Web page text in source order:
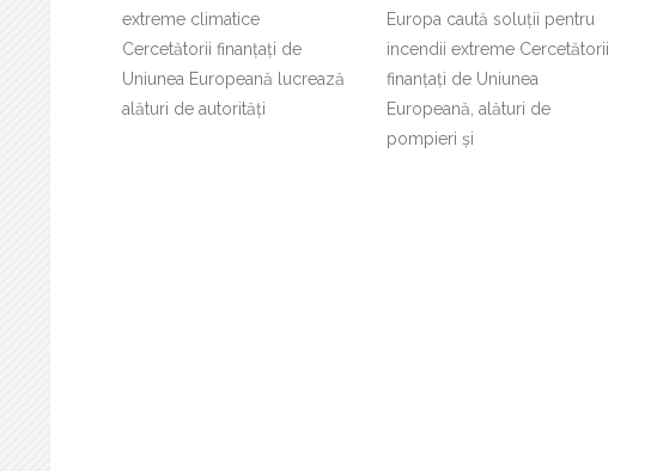
extreme climatice
Cercetătorii finanțați de
Uniunea Europeană lucrează
alături de autorități
Europa caută soluții pentru
incendii extreme Cercetătorii
finanțați de Uniunea
Europeană, alături de
pompieri și